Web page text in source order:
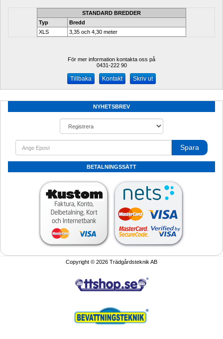
STANDARD BREDDER
Typ
Bredd
XLS
3,35 och 4,30 meter
För mer information kontakta oss på
0431-222 90
Kontakt Skriv ut
NYHETSBREV
Spara
BETALNINGSSÄTT
Copyright © 2026 Trädgårdsteknik AB